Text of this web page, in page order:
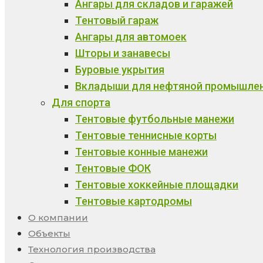
Ангары для складов и гаражей
Тентовый гараж
Ангары для автомоек
Шторы и занавесы
Буровые укрытия
Вкладыши для нефтяной
Для спорта
Тентовые футбольные манежи
Тентовые теннисные корты
Тентовые конные манежи
Тентовые ФОК
Тентовые хоккейные площадки
Тентовые картодромы
О компании
Объекты
Технология производства